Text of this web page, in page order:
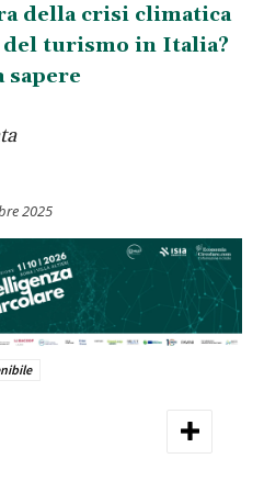
della crisi climatica
turismo in Italia?
sapere
2025